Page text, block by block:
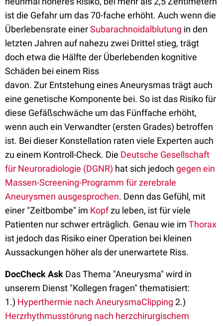
ist die Gefahr um das 70-fache erhöht. Auch wenn die
Überlebensrate einerSubarachnoidalblutung in den
letzten Jahren auf nahezu zwei Drittel stieg, trägt
doch etwa die Hälfte der Überlebenden kognitive
Schäden bei einem Riss
davon. Zur Entstehung eines Aneurysmas trägt auch
eine genetische Komponente bei. So ist das Risiko für
diese Gefäßschwäche um das Fünffache erhöht,
wenn auch ein Verwandter (ersten Grades) betroffen
ist. Bei dieser Konstellation raten viele Experten auch
zu einem Kontroll-Check. Die Deutsche Gesellschaft
für Neuroradiologie (DGNR) hat sich jedoch gegen ein
Massen-Screening-Programm für zerebrale
Aneurysmen ausgesprochen. Denn das Gefühl, mit
einer "Zeitbombe" im Kopfzu leben, ist für viele
Patienten nur schwer erträglich. Genau wie im Thorax
ist jedoch das Risiko einer Operation bei kleinen
Aussackungen höher als der unerwartete Riss.
DocCheck Ask Das Thema "Aneurysma" wird in
unserem Dienst "Kollegen fragen" thematisiert:
1.) Hyperthermie nach AneurysmaClipping 2.)
Herzrhythmusstörung nach herzchirurgischem